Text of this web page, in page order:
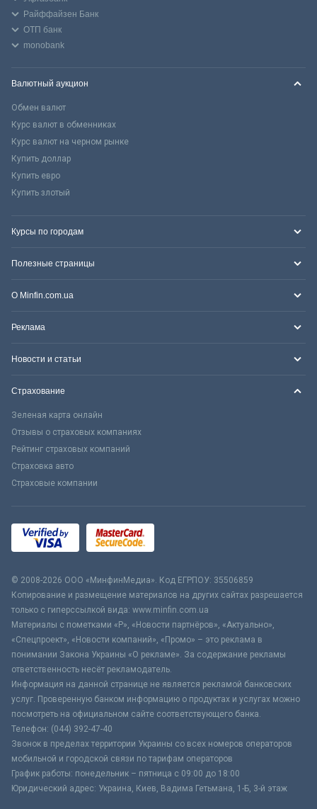
Райффайзен Банк
ОТП банк
monobank
Валютный аукцион
Обмен валют
Курс валют в обменниках
Курс валют на черном рынке
Купить доллар
Купить евро
Купить злотый
Курсы по городам
Полезные страницы
О Minfin.com.ua
Реклама
Новости и статьи
Страхование
Зеленая карта онлайн
Отзывы о страховых компаниях
Рейтинг страховых компаний
Страховка авто
Страховые компании
© 2008-2026 ООО «МинфинМедиа». Код ЕГРПОУ: 35506859
Копирование и размещение материалов на других сайтах разрешается
только с гиперссылкой вида: www.minfin.com.ua
Материалы с пометками «Р», «Новости партнёров», «Актуально»,
«Спецпроект», «Новости компаний», «Промо» – это реклама в
понимании Закона Украины «О рекламе». За содержание рекламы
ответственность несёт рекламодатель.
Информация на данной странице не является рекламой банковских
услуг. Проверенную банком информацию о продуктах и услугах можно
посмотреть на официальном сайте соответствующего банка.
Телефон: (044) 392-47-40
Звонок в пределах территории Украины со всех номеров операторов
мобильной и городской связи по тарифам операторов
График работы: понедельник – пятница с 09:00 до 18:00
Юридический адрес: Украина, Киев, Вадима Гетьмана, 1-Б, 3-й этаж